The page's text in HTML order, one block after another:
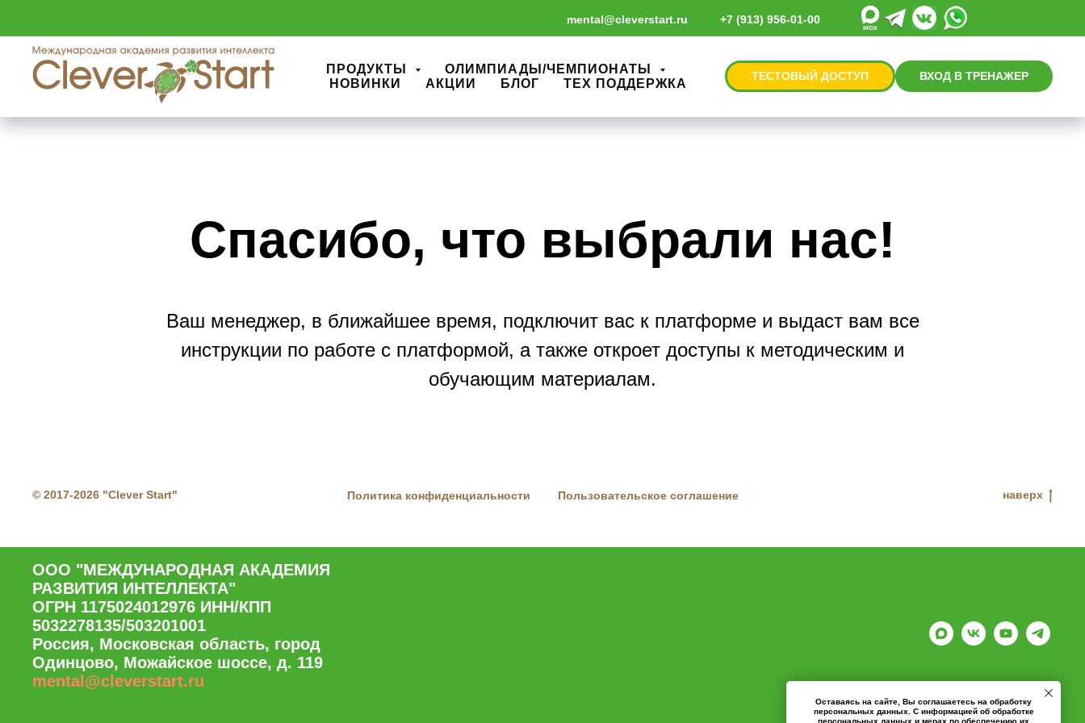
+7 (913) 956-01-00
mental@cleverstart.ru
ПРОДУКТЫ
ОЛИМПИАДЫ/ЧЕМПИОНАТЫ
НОВИНКИ
АКЦИИ БЛОГ ТЕХ ПОДДЕРЖКА
ТЕСТОВЫЙ ДОСТУП ВХОД В ТРЕНАЖЕР
Спасибо, что выбрали нас!
Ваш менеджер, в ближайшее время, подключит вас к платформе и выдаст вам все
инструкции по работе с платформой, а также откроет доступы к методическим и
обучающим материалам.
© 2017-2026 "Clever Start" Политика конфиденциальности Пользовательское соглашение наверх
ООО "МЕЖДУНАРОДНАЯ АКАДЕМИЯ
РАЗВИТИЯ ИНТЕЛЛЕКТА"
ОГРН 1175024012976 ИНН/КПП
5032278135/503201001
Россия, Московская область, город
Одинцово, Можайское шоссе, д. 119
mental@cleverstart.ru
Оставаясь на сайте, Вы соглашаетесь на обработку
персональных данных. С информацией об обработке
персональных данных и мерах по обеспечению их